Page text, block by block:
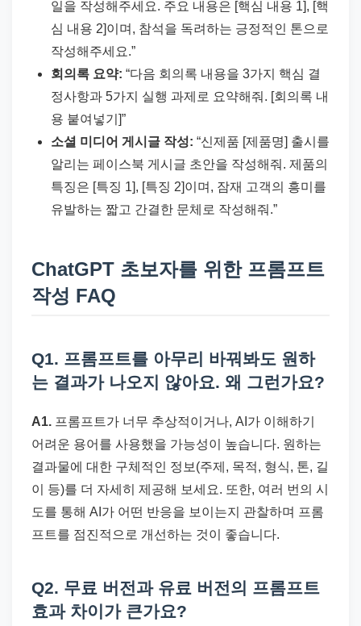
일을 작성해주세요. 주요 내용은 [핵심 내용 1], [핵
심 내용 2]이며, 참석을 독려하는 긍정적인 톤으로
작성해주세요.”
회의록 요약: “다음 회의록 내용을 3가지 핵심 결
정사항과 5가지 실행 과제로 요약해줘. [회의록 내
용 붙여넣기]”
소셜 미디어 게시글 작성: “신제품 [제품명] 출시를
알리는 페이스북 게시글 초안을 작성해줘. 제품의
특징은 [특징 1], [특징 2]이며, 잠재 고객의 흥미를
유발하는 짧고 간결한 문체로 작성해줘.”
ChatGPT 초보자를 위한 프롬프트
작성 FAQ
Q1. 프롬프트를 아무리 바꿔봐도 원하
는 결과가 나오지 않아요. 왜 그런가요?
A1. 프롬프트가 너무 추상적이거나, AI가 이해하기
어려운 용어를 사용했을 가능성이 높습니다. 원하는
결과물에 대한 구체적인 정보(주제, 목적, 형식, 톤, 길
이 등)를 더 자세히 제공해 보세요. 또한, 여러 번의 시
도를 통해 AI가 어떤 반응을 보이는지 관찰하며 프롬
프트를 점진적으로 개선하는 것이 좋습니다.
Q2. 무료 버전과 유료 버전의 프롬프트
효과 차이가 큰가요?